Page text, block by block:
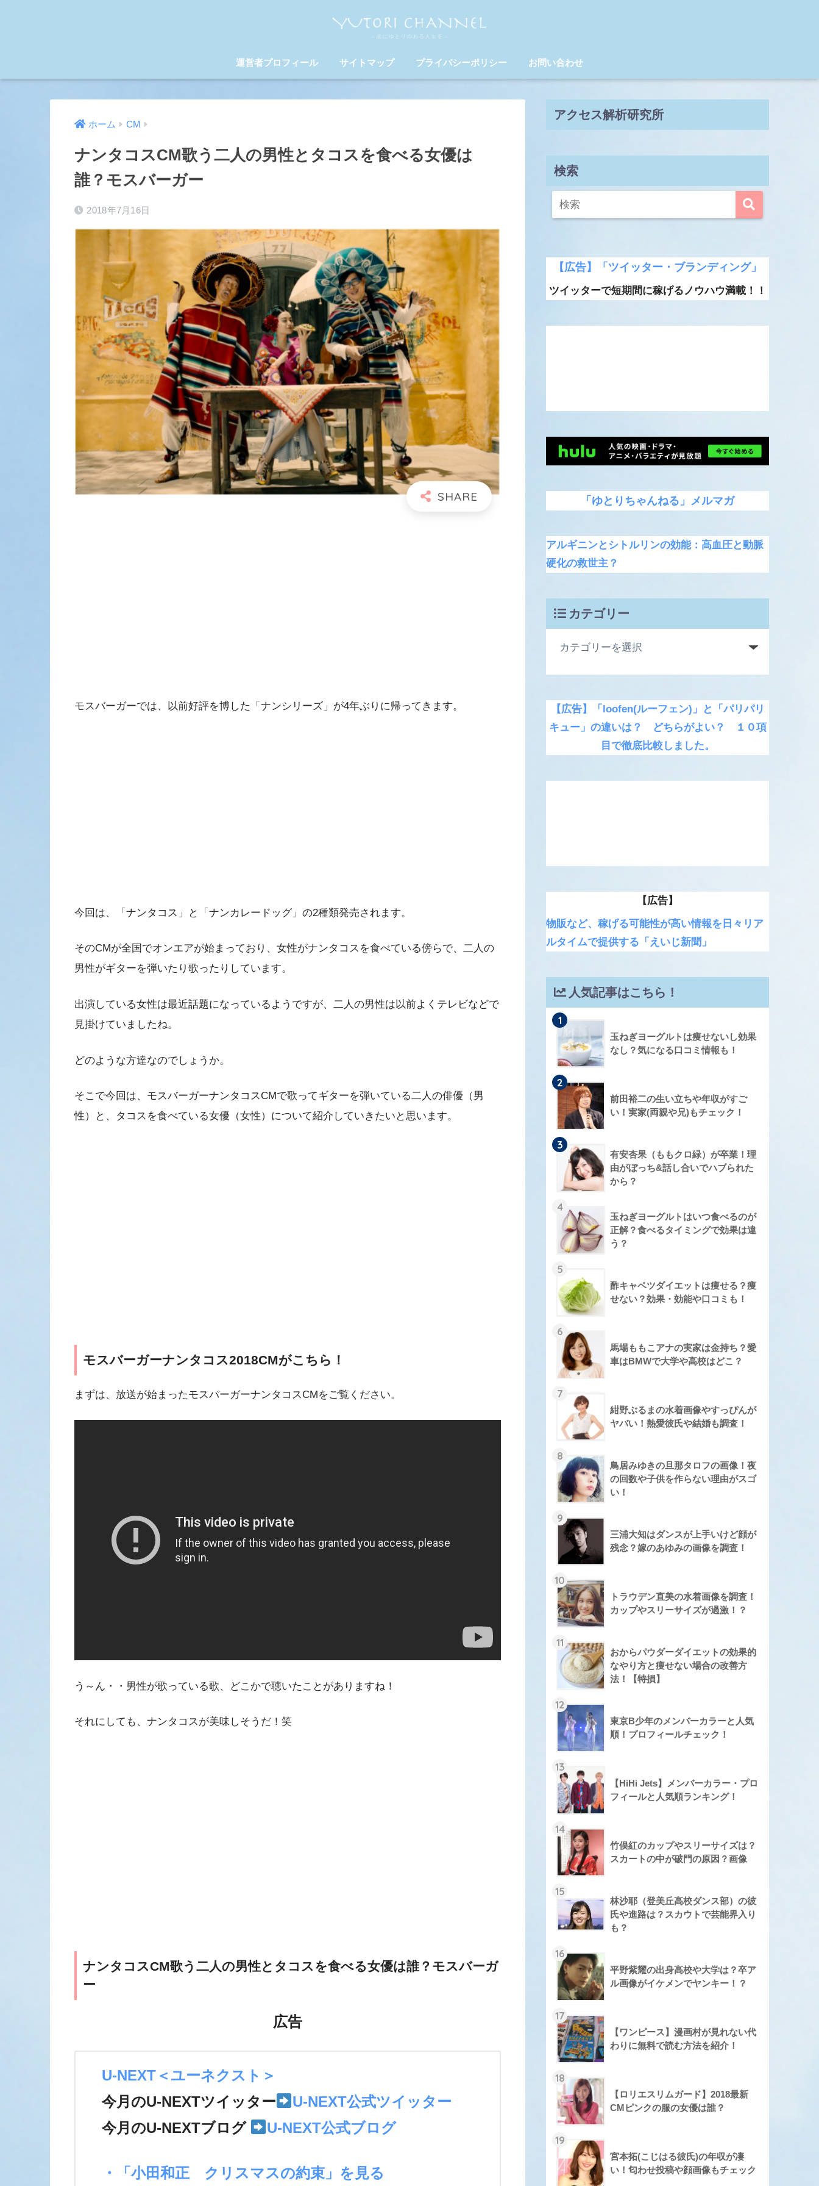
運営者プロフィール サイトマップ プライバシーポリシー お問い合わせ
ホーム CM
ナンタコスCM歌う二人の男性とタコスを食べる女優は
誰？モスバーガー
2018年7月16日
モスバーガーでは、以前好評を博した「ナンシリーズ」が4年ぶりに帰ってきます。
今回は、「ナンタコス」と「ナンカレードッグ」の2種類発売されます。
そのCMが全国でオンエアが始まっており、女性がナンタコスを食べている傍らで、二人の
男性がギターを弾いたり歌ったりしています。
出演している女性は最近話題になっているようですが、二人の男性は以前よくテレビなどで
見掛けていましたね。
どのような方達なのでしょうか。
そこで今回は、モスバーガーナンタコスCMで歌ってギターを弾いている二人の俳優（男
性）と、タコスを食べている女優（女性）について紹介していきたいと思います。
モスバーガーナンタコス2018CMがこちら！
まずは、放送が始まったモスバーガーナンタコスCMをご覧ください。
う～ん・・男性が歌っている歌、どこかで聴いたことがありますね！
それにしても、ナンタコスが美味しそうだ！笑
ナンタコスCM歌う二人の男性とタコスを食べる女優は誰？モスバーガ
ー
広告
U-NEXT＜ユーネクスト＞
今月のU-NEXTツイッター
U-NEXT公式ツイッター
今月のU-NEXTブログ
U-NEXT公式ブログ
・「小田和正 クリスマスの約束」を見る
アクセス解析研究所
検索
【広告】「ツイッター・ブランディング」
ツイッターで短期間に稼げるノウハウ満載！！
「ゆとりちゃんねる」メルマガ
アルギニンとシトルリンの効能：高血圧と動脈
硬化の救世主？
カテゴリー
【広告】「loofen(ルーフェン)」と「パリパリ
キュー」の違いは？ どちらがよい？ １０項
目で徹底比較しました。
【広告】
物販など、稼げる可能性が高い情報を日々リア
ルタイムで提供する「えいじ新聞」
人気記事はこちら！
1
玉ねぎヨーグルトは痩せないし効果
なし？気になる口コミ情報も！
2
前田裕二の生い立ちや年収がすご
い！実家(両親や兄)もチェック！
3
有安杏果（ももクロ緑）が卒業！理
由がぼっち&話し合いでハブられた
から？
4
玉ねぎヨーグルトはいつ食べるのが
正解？食べるタイミングで効果は違
う？
5
酢キャベツダイエットは痩せる？痩
せない？効果・効能や口コミも！
6
馬場ももこアナの実家は金持ち？愛
車はBMWで大学や高校はどこ？
7
紺野ぶるまの水着画像やすっぴんが
ヤバい！熱愛彼氏や結婚も調査！
8
鳥居みゆきの旦那タロフの画像！夜
の回数や子供を作らない理由がスゴ
い！
9
三浦大知はダンスが上手いけど顔が
残念？嫁のあゆみの画像を調査！
10
トラウデン直美の水着画像を調査！
カップやスリーサイズが過激！？
11
おからパウダーダイエットの効果的
なやり方と痩せない場合の改善方
法！【特損】
12
東京B少年のメンバーカラーと人気
順！プロフィールチェック！
13
【HiHi Jets】メンバーカラー・プロ
フィールと人気順ランキング！
14
竹俣紅のカップやスリーサイズは？
スカートの中が破門の原因？画像
15
林沙耶（登美丘高校ダンス部）の彼
氏や進路は？スカウトで芸能界入り
も？
16
平野紫耀の出身高校や大学は？卒ア
ル画像がイケメンでヤンキー！？
17
【ワンピース】漫画村が見れない代
わりに無料で読む方法を紹介！
18
【ロリエスリムガード】2018最新
CMピンクの服の女優は誰？
19
宮本拓(こじはる彼氏)の年収が凄
い！匂わせ投稿や顔画像もチェック